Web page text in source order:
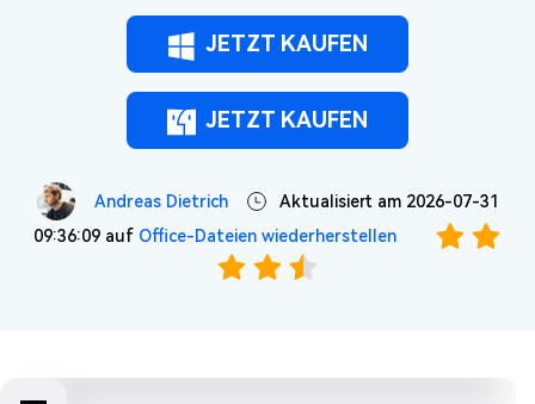
JETZT KAUFEN
JETZT KAUFEN
Andreas Dietrich
Aktualisiert am 2026-07-31
09:36:09 auf Office-Dateien wiederherstellen